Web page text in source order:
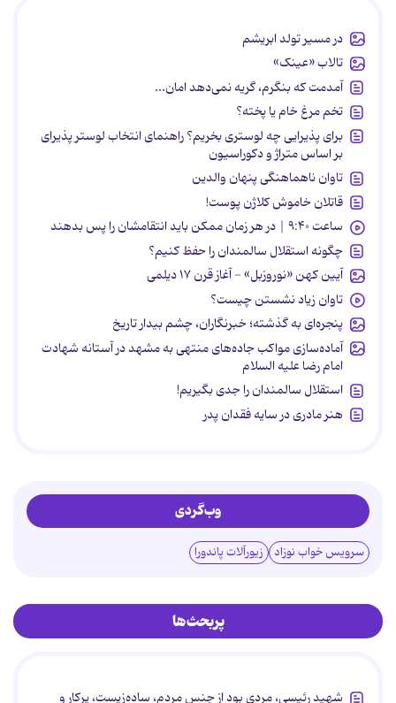
در مسیر تولد ابریشم
تالاب «عینک»
آمدمت که بنگرم، گریه نمی‌دهد امان...
تخم مرغ خام یا پخته؟
برای پذیرایی چه لوستری بخریم؟ راهنمای انتخاب لوستر پذیرای
بر اساس متراژ و دکوراسیون
تاوان ناهماهنگی پنهان والدین
قاتلان خاموش کلاژن پوست!
ساعت ۹:۴۰ | در هر زمان ممکن باید انتقامشان را پس بدهند
چگونه استقلال سالمندان را حفظ کنیم؟
آیین کهن «نوروزبل» - آغاز قرن ۱۷ دیلمی
تاوان زیاد نشستن چیست؟
پنجره‌ای به گذشته؛ خبرنگاران، چشم بیدار تاریخ
آماده‌سازی مواکب جاده‌های منتهی به مشهد در آستانه شهادت
امام رضا علیه السلام
استقلال سالمندان را جدی بگیریم!
هنر مادری در سایه‌ فقدان پدر
وب‌گردی
سرویس خواب نوزاد زیورآلات پاندورا
پربحث‌ها
شهید رئیسی، مردی بود از جنس مردم، ساده‌زیست، پرکار و